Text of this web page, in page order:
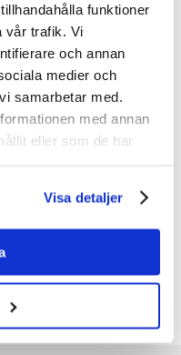
funktioner
vår trafik. Vi
och annan
medier och
samarbetar med.
med annan
eller som de har
Visa detaljer
en VR-